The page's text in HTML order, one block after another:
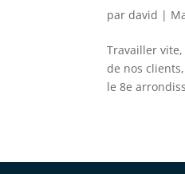
pardavid |
Travailler
de nos
le 8e